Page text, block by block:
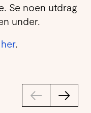
Se noen utdrag
under.
.
← →